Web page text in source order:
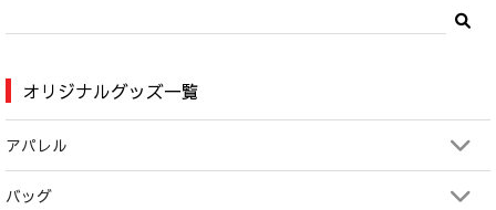
オリジナルグッズ一覧
アパレル
バッグ